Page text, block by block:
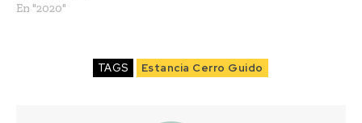
En "2020"
TAGS Estancia Cerro Guido